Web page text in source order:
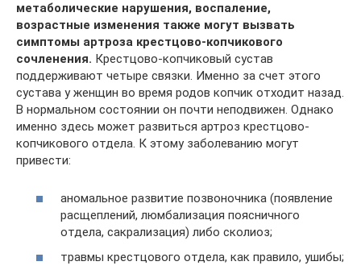
метаболические нарушения, воспаление,
возрастные изменения также могут вызвать
симптомы артроза крестцово-копчикового
сочленения. Крестцово-копчиковый сустав
поддерживают четыре связки. Именно за счет этого
сустава у женщин во время родов копчик отходит назад.
В нормальном состоянии он почти неподвижен. Однако
именно здесь может развиться артроз крестцово-
копчикового отдела. К этому заболеванию могут
привести:
аномальное развитие позвоночника (появление
расщеплений, люмбализация поясничного
отдела, сакрализация) либо сколиоз;
травмы крестцового отдела, как правило, ушибы;